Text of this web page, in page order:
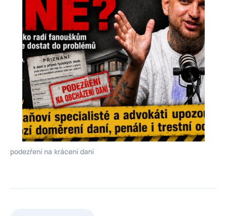
podezření na krácení daní